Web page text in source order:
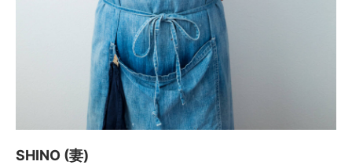
SHINO (妻)